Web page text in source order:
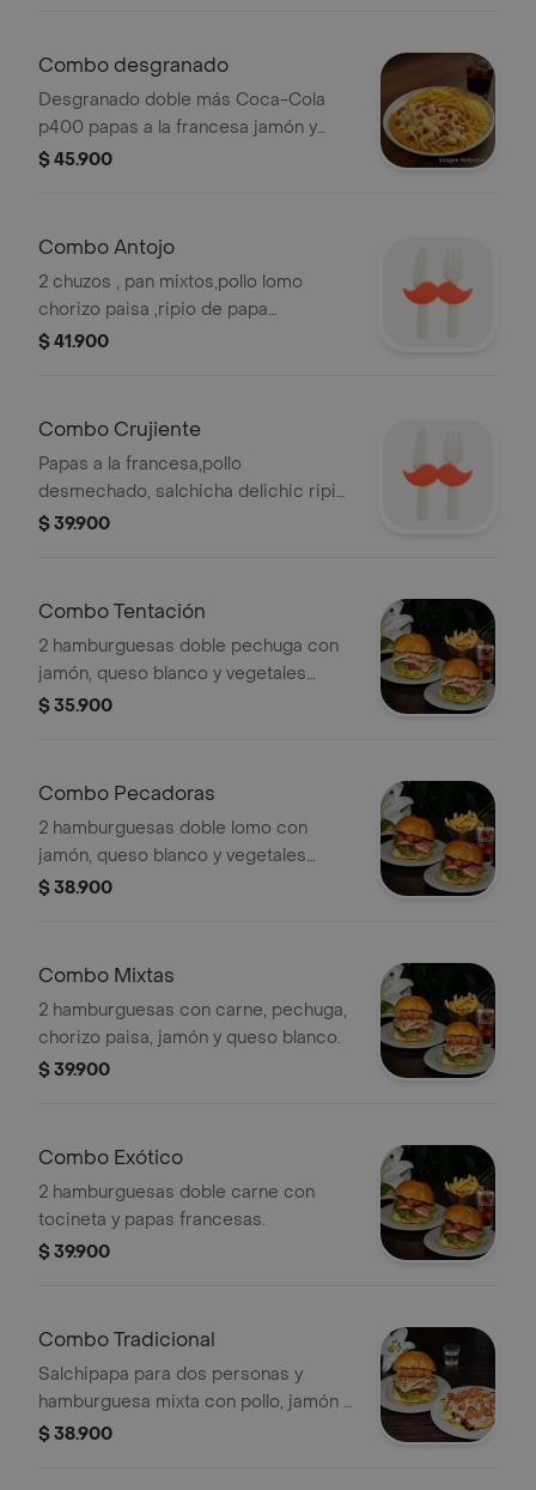
Combo desgranado
Desgranado doble más Coca-Cola
p400 papas a la francesa jamón y
tocineta en cuadritos ripio de papa
$ 45.900
Combo Antojo
2 chuzos , pan mixtos,pollo lomo
chorizo paisa ,ripio de papa
,pan,brioche más servicio de papas a
$ 41.900
Combo Crujiente
Papas a la francesa,pollo
desmechado, salchicha delichic ripio
de papa tocineta ,jamón en tiras
personas.
$ 39.900
Combo Tentación
2 hamburguesas doble pechuga con
jamón, queso blanco y vegetales
frescos.
$ 35.900
Combo Pecadoras
2 hamburguesas doble lomo con
jamón, queso blanco y vegetales
frescos.
$ 38.900
Combo Mixtas
2 hamburguesas con carne, pechuga,
chorizo paisa, jamón y queso blanco.
$ 39.900
Combo Exótico
2 hamburguesas doble carne con
tocineta y papas francesas.
$ 39.900
Combo Tradicional
Salchipapa para dos personas y
hamburguesa mixta con pollo, jamón y
salchicha.
$ 38.900